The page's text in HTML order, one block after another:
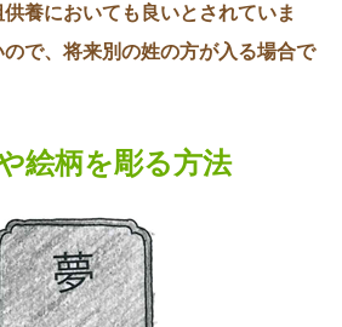
養においても良いとされていま
で、将来別の姓の方が入る場合で
絵柄を彫る方法